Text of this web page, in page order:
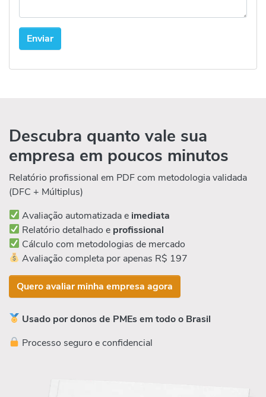
Descubra quanto vale sua
empresa em poucos minutos
Relatório profissional em PDF com metodologia validada
(DFC + Múltiplus)
Avaliação automatizada e imediata
Relatório detalhado e profissional
Cálculo com metodologias de mercado
Avaliação completa por apenas R$ 197
Quero avaliar minha empresa agora
Usado por donos de PMEs em todo o Brasil
Processo seguro e confidencial